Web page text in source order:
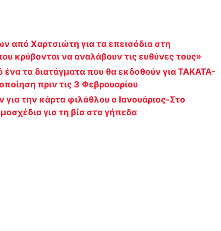
από Χαρτσιώτη για τα επεισόδια στη
κρύβονται να αναλάβουν τις ευθύνες τους»
ένα τα διατάγματα που θα εκδοθούν για ΤΑΚΑΤΑ-
πριν τις 3 Φεβρουαρίου
για την κάρτα φιλάθλου ο Ιανουάριος-Στο
για τη βία στα γήπεδα